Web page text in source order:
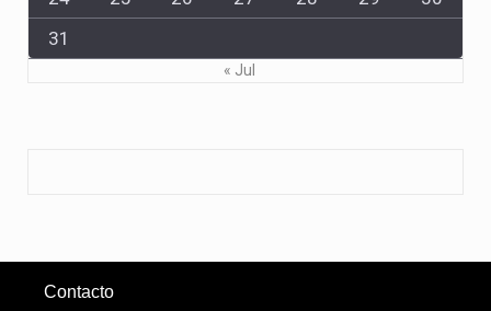
31
« Jul
Contacto